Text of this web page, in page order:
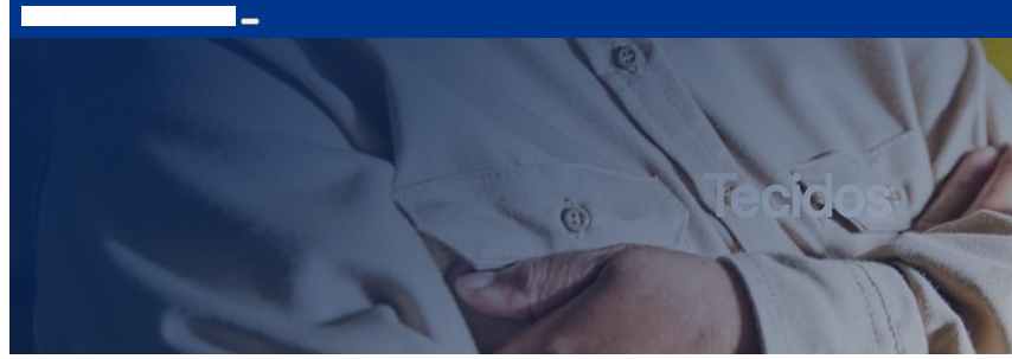
Search
Tecidos